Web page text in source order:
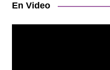
En Video